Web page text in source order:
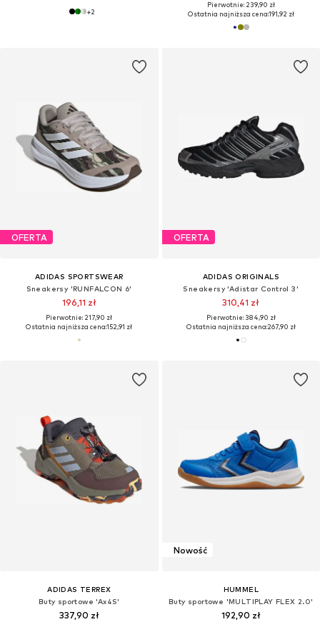
+2
Pierwotnie: 239,90 zł
Ostatnia najniższa cena:191,92 zł
OFERTA
ADIDAS SPORTSWEAR
Sneakersy 'RUNFALCON 6'
196,11 zł
Pierwotnie: 217,90 zł
Ostatnia najniższa cena:152,91 zł
OFERTA
ADIDAS ORIGINALS
Sneakersy 'Adistar Control 3'
310,41 zł
Pierwotnie: 384,90 zł
Ostatnia najniższa cena:267,90 zł
ADIDAS TERREX
Buty sportowe 'Ax4S'
337,90 zł
Nowość
HUMMEL
Buty sportowe 'MULTIPLAY FLEX 2.0'
192,90 zł